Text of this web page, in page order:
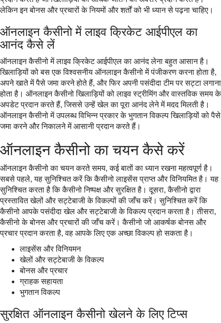
लेकिन इन बोनस और प्रचारों के नियमों और शर्तों को भी ध्यान से पढ़ना चाहिए।
ऑनलाइन कैसीनो में लाइव क्रिकेट आईपीएल का
आनंद कैसे लें
ऑनलाइन कैसीनो में लाइव क्रिकेट आईपीएल का आनंद लेना बहुत आसान है।
खिलाड़ियों को बस एक विश्वसनीय ऑनलाइन कैसीनो में पंजीकरण करना होता है,
अपने खाते में पैसे जमा करने होते हैं, और फिर अपनी पसंदीदा टीम पर सट्टा लगाना
होता है। ऑनलाइन कैसीनो खिलाड़ियों को लाइव स्ट्रीमिंग और वास्तविक समय के
अपडेट प्रदान करते हैं, जिससे उन्हें खेल का पूरा आनंद लेने में मदद मिलती है।
ऑनलाइन कैसीनो में उपलब्ध विभिन्न प्रकार के भुगतान विकल्प खिलाड़ियों को पैसे
जमा करने और निकालने में आसानी प्रदान करते हैं।
ऑनलाइन कैसीनो का चयन कैसे करें
ऑनलाइन कैसीनो का चयन करते समय, कई बातों का ध्यान रखना महत्वपूर्ण है।
सबसे पहले, यह सुनिश्चित करें कि कैसीनो लाइसेंस प्राप्त और विनियमित है। यह
सुनिश्चित करता है कि कैसीनो निष्पक्ष और सुरक्षित है। दूसरा, कैसीनो द्वारा
प्रस्तावित खेलों और सट्टेबाजी के विकल्पों की जाँच करें। सुनिश्चित करें कि
कैसीनो आपके पसंदीदा खेल और सट्टेबाजी के विकल्प प्रदान करता है। तीसरा,
कैसीनो के बोनस और प्रचारों की जाँच करें। कैसीनो जो आकर्षक बोनस और
प्रचार प्रदान करता है, वह आपके लिए एक अच्छा विकल्प हो सकता है।
लाइसेंस और विनियमन
खेलों और सट्टेबाजी के विकल्प
बोनस और प्रचार
ग्राहक सहायता
भुगतान विकल्प
सुरक्षित ऑनलाइन कैसीनो खेलने के लिए टिप्स